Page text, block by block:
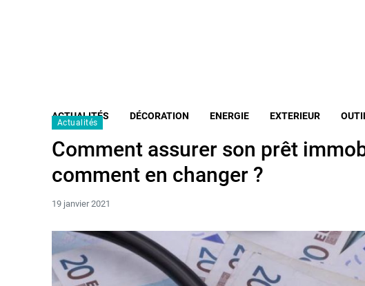
ACTUALITÉS DÉCORATION ENERGIE EXTERIEUR
Actualités
Comment assurer son prêt
comment en changer ?
19 janvier 2021